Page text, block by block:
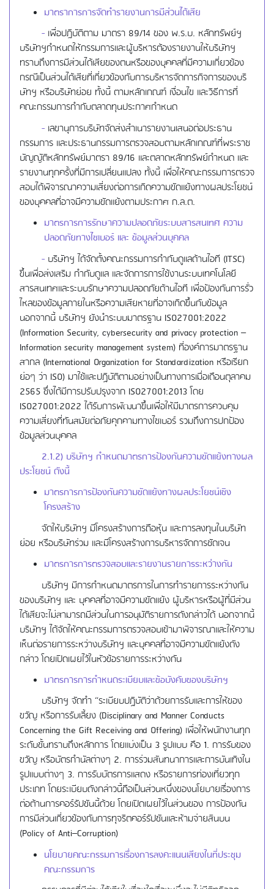
มาตราการการจัดทำรายงานการมีส่วนได้เสีย
- เพื่อปฎิบัติตาม มาตรา 89/14 ของ พ.ร.บ. หลักทรัพย์ฯ
บริษัทฯกำหนดให้กรรมการและผู้บริหารต้องรายงานให้บริษัทฯ
ทราบถึงการมีส่วนได้เสียของตนหรือของบุคคลที่มีความเกี่ยวข้อง
กรณีเป็นส่วนได้เสียที่เกี่ยวข้องกับการบริหารจัดการกิจการของบริ
ษัทฯ หรือบริษัทย่อย ทั้งนี้ ตามหลักเกณฑ์ เงื่อนไข และวิธีการที่
คณะกรรมการกำกับตลาดทุนประกาศกำหนด
- เลขานุการบริษัทจัดส่งสำเนารายงานเสนอต่อประธาน
กรรมการ และประธานกรรมการตรวจสอบตามหลักเกณฑ์ที่พระราช
บัญญัติหลักทรัพย์มาตรา 89/16 และตลาดหลักทรัพย์กำหนด และ
รายงานทุกครั้งที่มีการเปลี่ยนแปลง ทั้งนี้ เพื่อให้คณะกรรมการตรวจ
สอบได้พิจารณาความเสี่ยงต่อการเกิดความขัดแย้งทางผลประโยชน์
ของบุคคลที่อาจมีความขัดแย้งตามประกาศ ก.ล.ต.
มาตรการการรักษาความปลอดภัยระบบสารสนเทศ ความ
ปลอดภัยทางไซเบอร์ และ ข้อมูลส่วนบุคคล
- บริษัทฯ ได้จัดตั้งคณะกรรมการกำกับดูแลด้านไอที (ITSC)
ขึ้นเพื่อส่งเสริม กำกับดูแล และจัดการการใช้งานระบบเทคโนโลยี
สารสนเทศและระบบรักษาความปลอดภัยด้านไอที เพื่อป้องกันการรั่ว
ไหลของข้อมูลภายในหรือความเสียหายที่อาจเกิดขึ้นกับข้อมูล
นอกจากนี้ บริษัทฯ ยังนำระบบมาตรฐาน ISO27001:2022
(Information Security, cybersecurity and privacy protection –
Information security management system) ที่องค์การมาตรฐาน
สากล (International Organization for Standardization หรือเรียก
ย่อๆ ว่า ISO) มาใช้และปฏิบัติตามอย่างเป็นทางการเมื่อเดือนตุลาคม
2565 ซึ่งได้มีการปรับปรุงจาก ISO27001:2013 โดย
ISO27001:2022 ได้รับการพัฒนาขึ้นเพื่อให้มีมาตรการควบคุม
ความเสี่ยงที่ทันสมัยต่อภัยคุกคามทางไซเบอร์ รวมถึงการปกป้อง
ข้อมูลส่วนบุคคล
2.1.2) บริษัทฯ กำหนดมาตรการป้องกันความขัดแย้งทางผล
ประโยชน์ ดังนี้
มาตรการการป้องกันความขัดแย้งทางผลประโยชน์เชิง
โครงสร้าง
จัดให้บริษัทฯ มีโครงสร้างการถือหุ้น และการลงทุนในบริษัท
ย่อย หรือบริษัทร่วม และมีโครงสร้างการบริหารจัดการชัดเจน
มาตรการการตรวจสอบและรายงานรายการระหว่างกัน
บริษัทฯ มีการกำหนดมาตรการในการทำรายการระหว่างกัน
ของบริษัทฯ และ บุคคลที่อาจมีความขัดแย้ง ผู้บริหารหรือผู้ที่มีส่วน
ได้เสียจะไม่สามารถมีส่วนในการอนุมัติรายการดังกล่าวได้ นอกจากนี้
บริษัทฯ ได้จัดให้คณะกรรมการตรวจสอบเข้ามาพิจารณาและให้ความ
เห็นต่อรายการระหว่างบริษัทฯ และบุคคลที่อาจมีความขัดแย้งดัง
กล่าว โดยเปิดเผยไว้ในหัวข้อรายการระหว่างกัน
มาตรการการกำหนดระเบียบและข้อบังคับของบริษัทฯ
บริษัทฯ จัดทำ “ระเบียบปฏิบัติว่าด้วยการรับและการให้ของ
ขวัญ หรือการรับเลี้ยง (Disciplinary and Manner Conducts
Concerning the Gift Receiving and Offering) เพื่อให้พนักงานทุก
ระดับชั้นทราบถึงหลักการ โดยแบ่งเป็น 3 รูปแบบ คือ 1. การรับของ
ขวัญ หรือบัตรกำนัลต่างๆ 2. การร่วมสันทนาการและการบันเทิงใน
รูปแบบต่างๆ 3. การรับบัตรการแสดง หรือรายการท่องเที่ยวทุก
ประเภท โดยระเบียบดังกล่าวนี้ถือเป็นส่วนหนึ่งของนโยบายเรื่องการ
ต่อต้านการคอร์รัปชันนี้ด้วย โดยเปิดเผยไว้ในส่วนของ การป้องกัน
การมีส่วนเกี่ยวข้องกับการทุจริตคอร์รัปชันและห้ามจ่ายสินบน
(Policy of Anti–Corruption)
นโยบายคณะกรรมการเรื่องการลงคะแนนเสียงในที่ประชุม
คณะกรรมการ